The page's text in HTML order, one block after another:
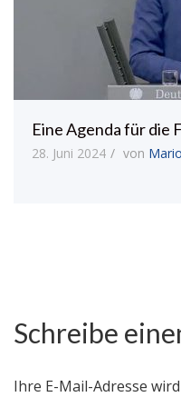
Eine Agenda für die
28. Juni 2024 von
Schreibe
Ihre E-Mail-Adresse